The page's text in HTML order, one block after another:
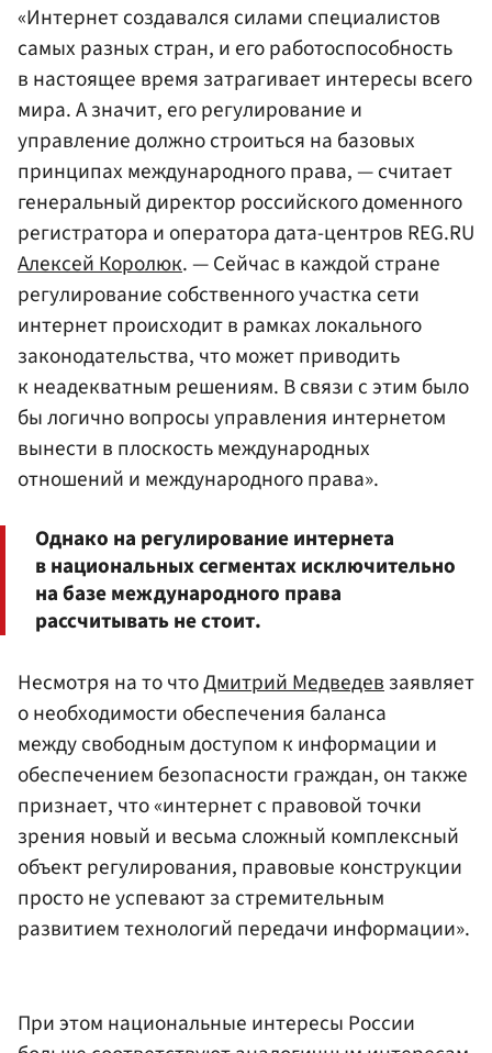
«Интернет создавался силами специалистов
самых разных стран, и его работоспособность
в настоящее время затрагивает интересы всего
мира. А значит, его регулирование и
управление должно строиться на базовых
принципах международного права, — считает
генеральный директор российского доменного
регистратора и оператора дата-центров REG.RU
Алексей Королюк. — Сейчас в каждой стране
регулирование собственного участка сети
интернет происходит в рамках локального
законодательства, что может приводить
к неадекватным решениям. В связи с этим было
бы логично вопросы управления интернетом
вынести в плоскость международных
отношений и международного права».
Однако на регулирование интернета
в национальных сегментах исключительно
на базе международного права
рассчитывать не стоит.
Несмотря на то чтоДмитрий Медведевзаявляет
о необходимости обеспечения баланса
между свободным доступом к информации и
обеспечением безопасности граждан, он также
признает, что «интернет с правовой точки
зрения новый и весьма сложный комплексный
объект регулирования, правовые конструкции
просто не успевают за стремительным
развитием технологий передачи информации».
При этом национальные интересы России